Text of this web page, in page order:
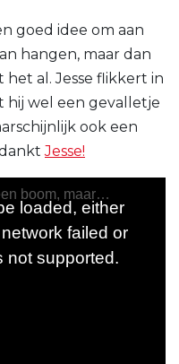
goed idee om aan
hangen, maar dan
het al. Jesse flikkert in
hij wel een gevalletje
ook een
Jesse!